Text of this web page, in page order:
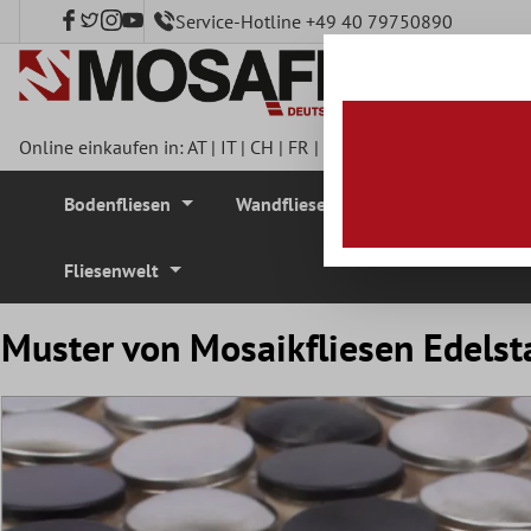
springen Service-Hotline +49 40 79750890
Online einkaufen in:AT| IT| CH | FR |
Bodenfliesen Wandfliesen
Fliesenwelt
Muster von Mosaikfliesen